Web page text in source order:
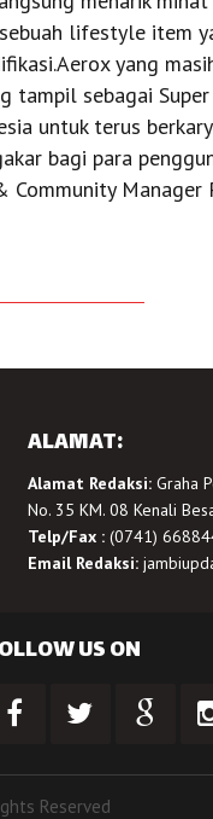
lifestyle item
yang
tampil sebagai
untuk terus
bagi para
Community
ALAMAT:
Alamat Redaksi:Graha
No. 35 KM. 08 Kenali
Telp/Fax :(0741)
Email Redaksi:
US ON
Reserved